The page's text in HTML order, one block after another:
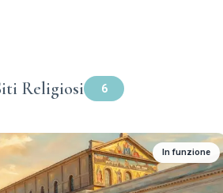
Religiosi 6
In funzione